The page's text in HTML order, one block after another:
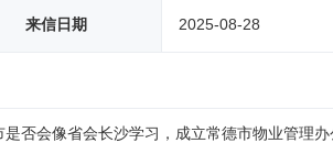
来信日期 2025-08-28
否会像省会长沙学习，成立常德市物业管理